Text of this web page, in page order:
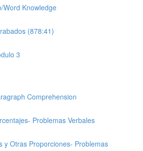
Word Knowledge
(878:41)
3
Comprehension
Problemas Verbales
y Otras Proporciones- Problemas